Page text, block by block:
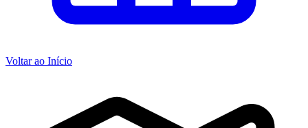
Voltar ao Início